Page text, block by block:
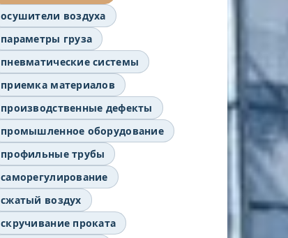
осушители воздуха
параметры груза
пневматические системы
приемка материалов
производственные дефекты
промышленное оборудование
профильные трубы
саморегулирование
сжатый воздух
скручивание проката